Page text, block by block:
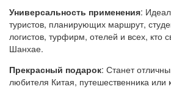
Универсальность применения:
туристов, планирующих маршрут,
логистов, турфирм, отелей и всех, кто
Шанхае.
Прекрасный подарок: Станет
любителя Китая, путешественника или